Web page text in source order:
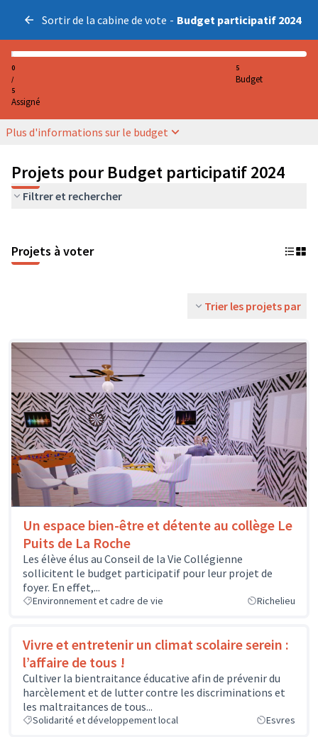
Sortir de la cabine de vote - Budget participatif 2024
0
/
5
Assigné
5
Budget
Plus d'informations sur le budget
Projets pour Budget participatif 2024
Filtrer et rechercher
Projets à voter
Trier les projets par
Un espace bien-être et détente au collège Le
Puits de La Roche
Les élève élus au Conseil de la Vie Collégienne
sollicitent le budget participatif pour leur projet de
foyer. En effet,...
Environnement et cadre de vie Richelieu
Vivre et entretenir un climat scolaire serein :
l’affaire de tous !
Cultiver la bientraitance éducative afin de prévenir du
harcèlement et de lutter contre les discriminations et
les maltraitances de tous...
Solidarité et développement local Esvres